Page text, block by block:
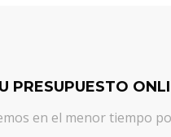
PRESUPUESTO
en el menor tiempo